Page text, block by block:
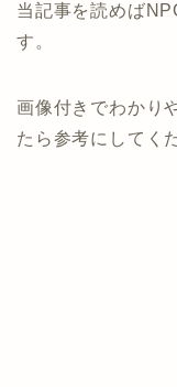
当記事を読めば
す。
画像付きでわかり
たら参考にしてく